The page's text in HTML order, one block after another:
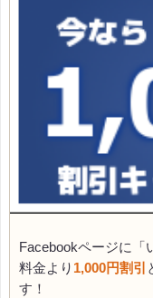
Facebookページに「
料金より 1,000円割引
す！